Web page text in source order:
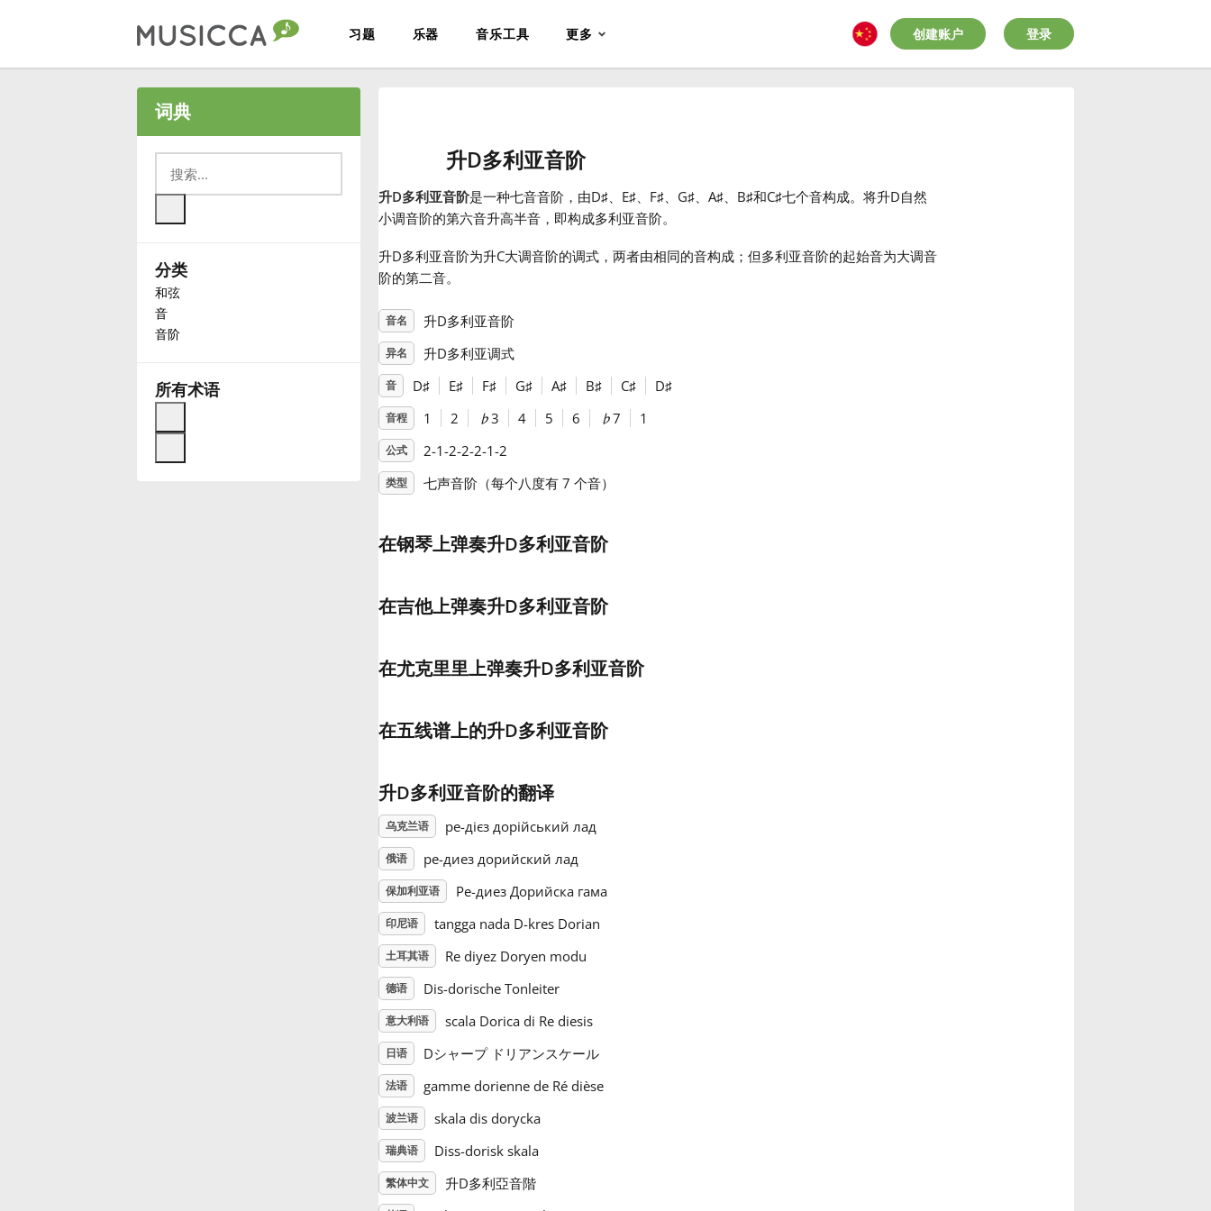
习题 乐器 音乐工具 更多
Български
Deutsch
Español
Français
创建账户 登录
词典
分类
和弦
音
音阶
所有术语
升D多利亚音阶
升D多利亚音阶是一种七音音阶，由D♯、E♯、F♯、G♯、A♯、B♯和C♯七个音构成。将升D自然
小调音阶的第六音升高半音，即构成多利亚音阶。
升D多利亚音阶为升C大调音阶的调式，两者由相同的音构成；但多利亚音阶的起始音为大调音
阶的第二音。
音名 升D多利亚音阶
异名 升D多利亚调式
音 D♯ E♯ F♯ G♯ A♯ B♯ C♯ D♯
音程 1 2 ♭3 4 5 6 ♭7 1
公式 2-1-2-2-2-1-2
类型 七声音阶（每个八度有 7 个音）
在钢琴上弹奏升D多利亚音阶
在吉他上弹奏升D多利亚音阶
在尤克里里上弹奏升D多利亚音阶
在五线谱上的升D多利亚音阶
升D多利亚音阶的翻译
乌克兰语 ре-дієз дорійський лад
俄语 ре-диез дорийский лад
保加利亚语 Ре-диез Дорийска гама
印尼语 tangga nada D-kres Dorian
土耳其语 Re diyez Doryen modu
德语 Dis-dorische Tonleiter
意大利语 scala Dorica di Re diesis
日语 Dシャープ ドリアンスケール
法语 gamme dorienne de Ré dièse
波兰语 skala dis dorycka
瑞典语 Diss-dorisk skala
繁体中文 升D多利亞音階